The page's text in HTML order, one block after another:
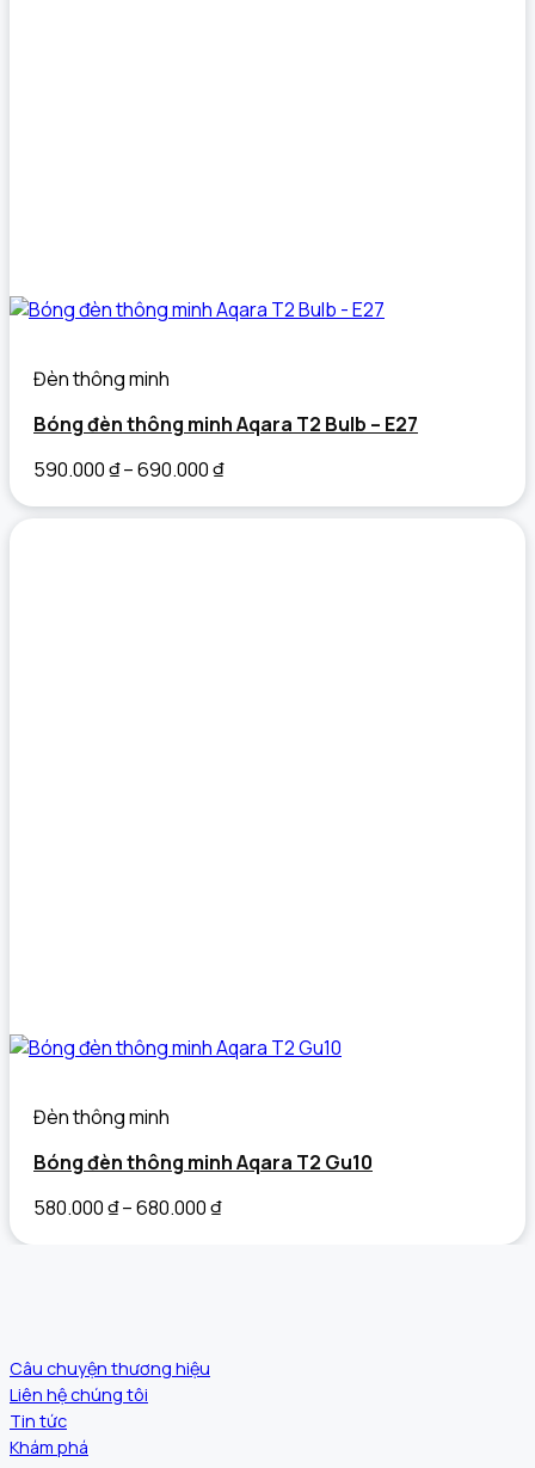
Đèn thông minh
Bóng đèn thông minh Aqara T2 Bulb – E27
590.000₫–690.000₫
Đèn thông minh
Bóng đèn thông minh Aqara T2 Gu10
580.000₫–680.000₫
Câu chuyện thương hiệu
Liên hệ chúng tôi
Tin tức
Khám phá